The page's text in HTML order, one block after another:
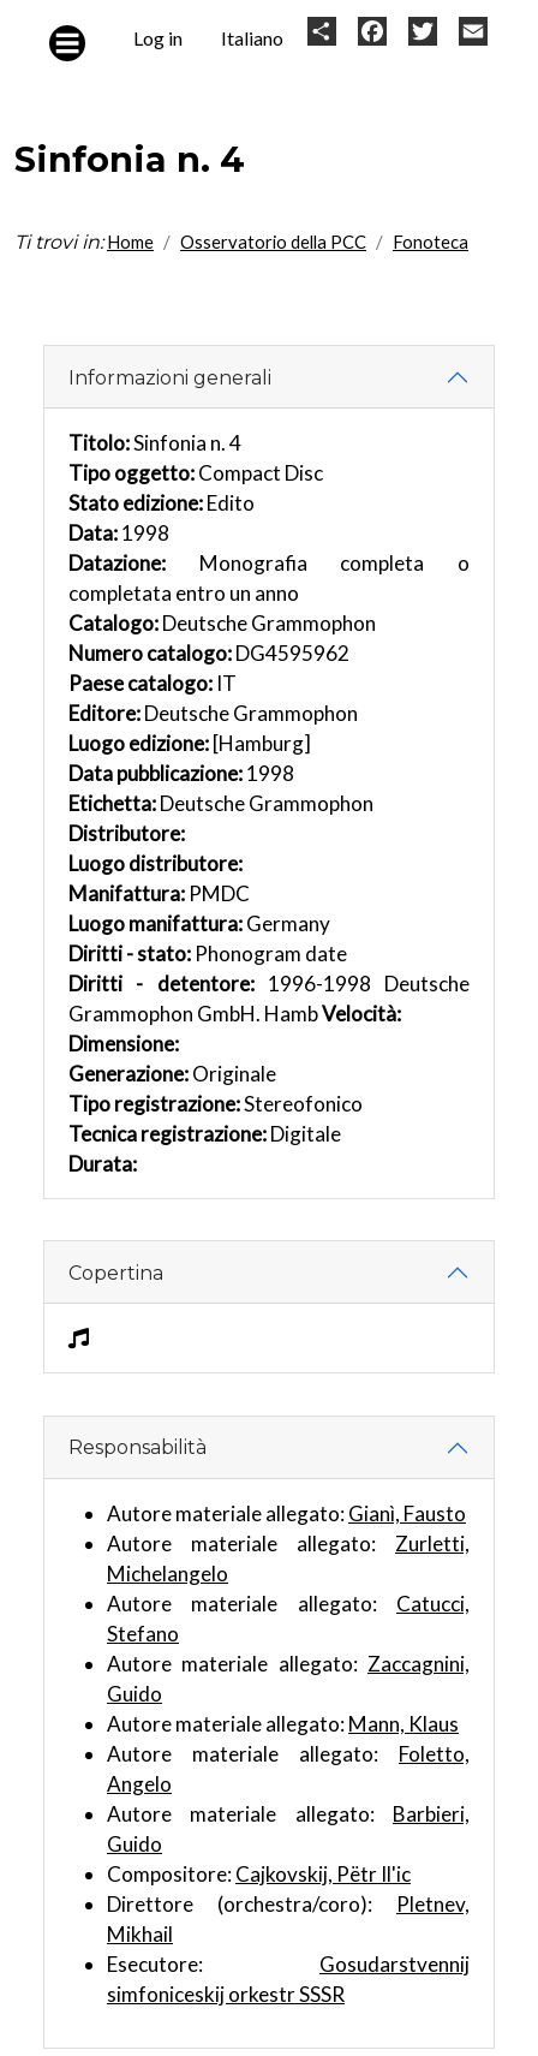
User
Log in Italiano Share FacebookTwitter
Sinfonia n. 4
Ti trovi in: Home Osservatorio della PCC Fonoteca
Informazioni generali
Titolo:Sinfonia n. 4
Tipo oggetto:Compact Disc
Stato edizione:Edito
Data:1998
Datazione: Monografia completa o
completata entro un anno
Catalogo:Deutsche Grammophon
Numero catalogo:DG4595962
Paese catalogo: IT
Editore:Deutsche Grammophon
Luogo edizione: [Hamburg]
Data pubblicazione:1998
Etichetta:Deutsche Grammophon
Distributore:
Luogo distributore:
Manifattura: PMDC
Luogo manifattura:Germany
Diritti - stato: Phonogram date
Diritti - detentore: 1996-1998 Deutsche
Grammophon GmbH. HambVelocità:
Dimensione:
Generazione:Originale
Tipo registrazione:Stereofonico
Tecnica registrazione:Digitale
Durata:
Copertina
Responsabilità
Autore materiale allegato:Gianì, Fausto
Autore materiale allegato: Zurletti,
Michelangelo
Autore materiale allegato: Catucci,
Stefano
Autore materiale allegato: Zaccagnini,
Guido
Autore materiale allegato:Mann, Klaus
Autore materiale allegato: Foletto,
Angelo
Autore materiale allegato: Barbieri,
Guido
Compositore:Cajkovskij, Pëtr Il'ic
Direttore (orchestra/coro): Pletnev,
Mikhail
Esecutore: Gosudarstvennij
simfoniceskij orkestr SSSR